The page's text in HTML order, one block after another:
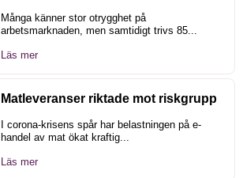
Många känner stor otrygghet på
arbetsmarknaden, men samtidigt trivs 85...
Läs mer
Matleveranser riktade mot riskgrupp
I corona-krisens spår har belastningen på e-
handel av mat ökat kraftig...
Läs mer